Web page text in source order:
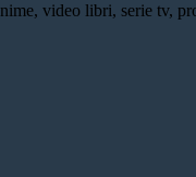
video libri, serie tv,